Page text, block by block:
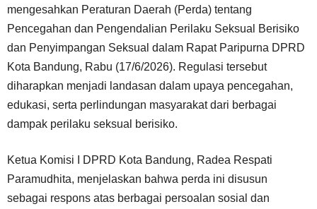
mengesahkan Peraturan Daerah (Perda) tentang
Pencegahan dan Pengendalian Perilaku Seksual Berisiko
dan Penyimpangan Seksual dalam Rapat Paripurna DPRD
Kota Bandung, Rabu (17/6/2026). Regulasi tersebut
diharapkan menjadi landasan dalam upaya pencegahan,
edukasi, serta perlindungan masyarakat dari berbagai
dampak perilaku seksual berisiko.
Ketua Komisi I DPRD Kota Bandung, Radea Respati
Paramudhita, menjelaskan bahwa perda ini disusun
sebagai respons atas berbagai persoalan sosial dan